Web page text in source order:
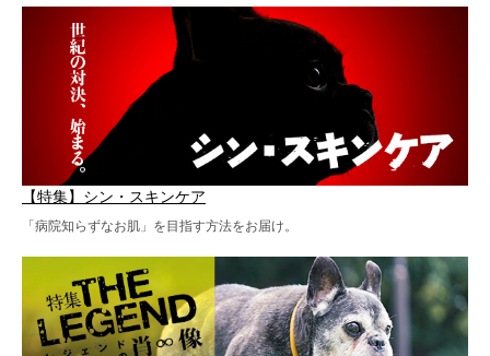
【特集】シン・スキンケア
「病院知らずなお肌」を目指す方法をお届け。